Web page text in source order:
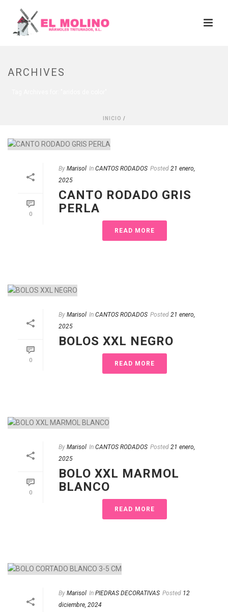
ARCHIVES
INICIO /
0
By Marisol In CANTOS RODADOS Posted 21 enero,
2025
CANTO RODADO GRIS
PERLA
READ MORE
0
By Marisol In CANTOS RODADOS Posted 21 enero,
2025
BOLOS XXL NEGRO
READ MORE
0
By Marisol In CANTOS RODADOS Posted 21 enero,
2025
BOLO XXL MARMOL
BLANCO
READ MORE
By Marisol In PIEDRAS DECORATIVAS Posted 12
diciembre, 2024